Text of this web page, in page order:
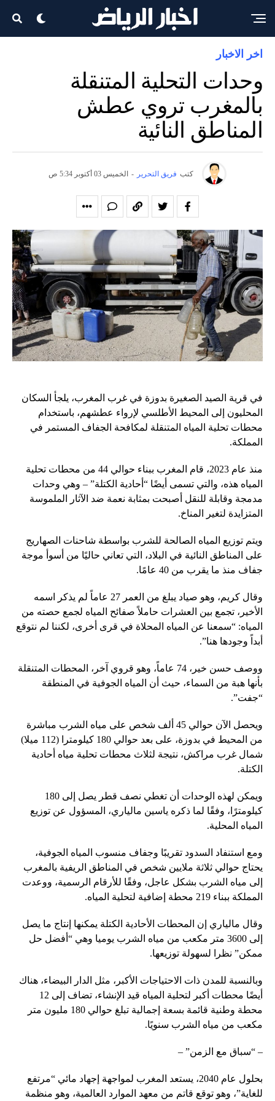
اخر الاخبار
وحدات التحلية المتنقلة
بالمغرب تروي عطش
المناطق النائية
كتب فريق التحرير - الخميس 03 أكتوبر 5:34 ص
في قرية الصيد الصغيرة بدوزة في غرب المغرب، يلجأ السكان
المحليون إلى المحيط الأطلسي لإرواء عطشهم، باستخدام
محطات تحلية المياه المتنقلة لمكافحة الجفاف المستمر في
المملكة.
منذ عام 2023، قام المغرب ببناء حوالي 44 من محطات تحلية
المياه هذه، والتي تسمى أيضًا “أحادية الكتلة” – وهي وحدات
مدمجة وقابلة للنقل أصبحت بمثابة نعمة ضد الآثار الملموسة
المتزايدة لتغير المناخ.
ويتم توزيع المياه الصالحة للشرب بواسطة شاحنات الصهاريج
على المناطق النائية في البلاد، التي تعاني حاليًا من أسوأ موجة
جفاف منذ ما يقرب من 40 عامًا.
وقال كريم، وهو صياد يبلغ من العمر 27 عاماً لم يذكر اسمه
الأخير، تجمع بين العشرات حاملاً صفائح المياه لجمع حصته من
المياه: “سمعنا عن المياه المحلاة في قرى أخرى، لكننا لم نتوقع
أبداً وجودها هنا”.
ووصف حسن خير، 74 عاماً، وهو قروي آخر، المحطات المتنقلة
بأنها هبة من السماء، حيث أن المياه الجوفية في المنطقة
“جفت”.
ويحصل الآن حوالي 45 ألف شخص على مياه الشرب مباشرة
من المحيط في بدوزة، على بعد حوالي 180 كيلومترا (112 ميلا)
شمال غرب مراكش، نتيجة لثلاث محطات تحلية مياه أحادية
الكتلة.
ويمكن لهذه الوحدات أن تغطي نصف قطر يصل إلى 180
كيلومترًا، وفقًا لما ذكره ياسين مالياري، المسؤول عن توزيع
المياه المحلية.
ومع استنفاد السدود تقريبًا وجفاف منسوب المياه الجوفية،
يحتاج حوالي ثلاثة ملايين شخص في المناطق الريفية بالمغرب
إلى مياه الشرب بشكل عاجل، وفقًا للأرقام الرسمية، ووعدت
المملكة ببناء 219 محطة إضافية لتحلية المياه.
وقال مالياري إن المحطات الأحادية الكتلة يمكنها إنتاج ما يصل
إلى 3600 متر مكعب من مياه الشرب يوميا وهي “أفضل حل
ممكن” نظرا لسهولة توزيعها.
وبالنسبة للمدن ذات الاحتياجات الأكبر، مثل الدار البيضاء، هناك
أيضًا محطات أكبر لتحلية المياه قيد الإنشاء، تضاف إلى 12
محطة وطنية قائمة بسعة إجمالية تبلغ حوالي 180 مليون متر
مكعب من مياه الشرب سنويًا.
– “سباق مع الزمن” –
بحلول عام 2040، يستعد المغرب لمواجهة إجهاد مائي “مرتفع
للغاية”، وهو توقع قاتم من معهد الموارد العالمية، وهو منظمة